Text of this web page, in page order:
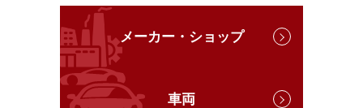
メーカー・ショップ
車両